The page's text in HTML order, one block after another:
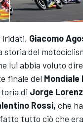
iridati, Giacomo
storia del
lui abbia voluto
finale del Mondiale
di Jorge
Rossi, che
tutto ciò che